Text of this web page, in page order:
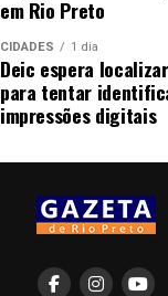
em Rio Preto
CIDADES 1 dia
Deic espera
para tentar
impressões digitais